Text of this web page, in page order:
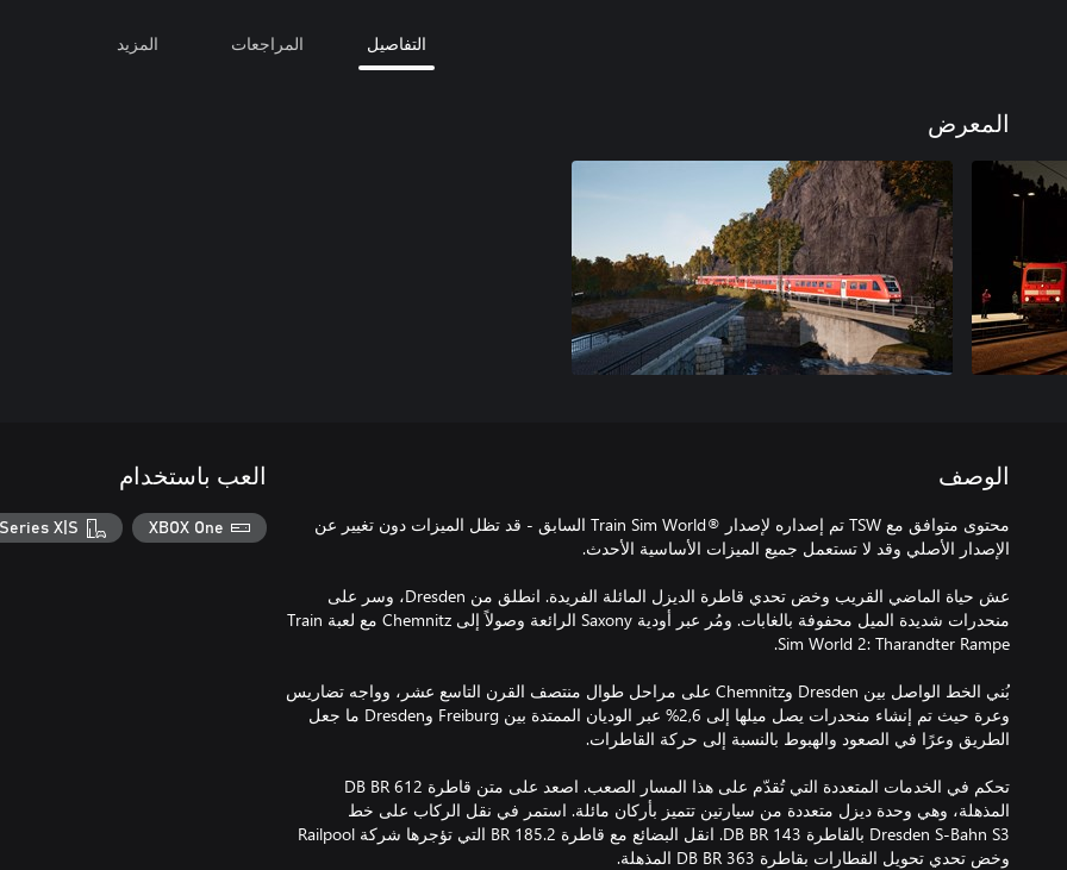
التفاصيل المراجعات المزيد
المعرض
الوصف
محتوى متوافق مع TSW تم إصداره لإصدار ®Train Sim World السابق - قد تظل الميزات دون تغيير عن
عش حياة الماضي القريب وخض تحدي قاطرة الديزل المائلة الفريدة. انطلق من Dresden، وسر على
منحدرات شديدة الميل محفوفة بالغابات. ومُر عبر أودية Saxony الرائعة وصولاً إلى Chemnitz مع لعبة Train
بُني الخط الواصل بين Dresden وChemnitz على مراحل طوال منتصف القرن التاسع عشر، وواجه تضاريس
وعرة حيث تم إنشاء منحدرات يصل ميلها إلى 2,6% عبر الوديان الممتدة بين Freiburg وDresden ما جعل
تحكم في الخدمات المتعددة التي تُقدّم على هذا المسار الصعب. اصعد على متن قاطرة DB BR 612
المذهلة، وهي وحدة ديزل متعددة من سيارتين تتميز بأركان مائلة. استمر في نقل الركاب على خط
Dresden S-Bahn S3 بالقاطرة DB BR 143. انقل البضائع مع قاطرة BR 185.2 التي تؤجرها شركة Railpool
وخض تحدي تحويل القطارات بقاطرة DB BR 363 المذهلة.
العب باستخدام
XBOX One
X|S